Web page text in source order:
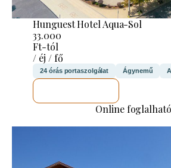
Hunguest Hotel Aqua-Sol
33.000
Ft-tól
/ éj / fő
24 órás portaszolgálat Ágynemű
Online foglalható